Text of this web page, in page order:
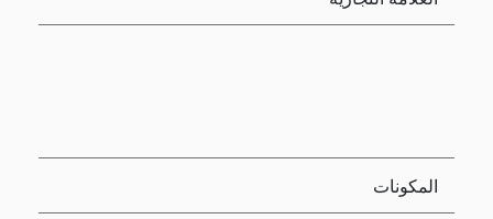
المكونات